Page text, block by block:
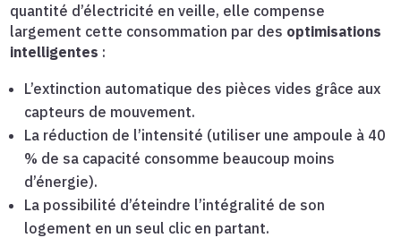
quantité d’électricité en veille, elle compense
largement cette consommation par des optimisations
intelligentes :
L’extinction automatique des pièces vides grâce aux
capteurs de mouvement.
La réduction de l’intensité (utiliser une ampoule à 40
% de sa capacité consomme beaucoup moins
d’énergie).
La possibilité d’éteindre l’intégralité de son
logement en un seul clic en partant.